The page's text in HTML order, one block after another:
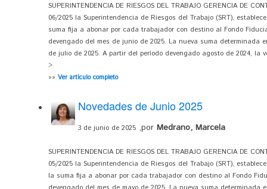
SUPERINTENDENCIA DE RIESGOS DEL TRABAJO GERENCIA DE
06/2025 la Superintendencia de Riesgos del Trabajo (SRT),
suma fija a abonar por cada trabajador con destino al Fondo
devengado del mes de junio de 2025. La nueva suma determinada
de julio de 2025. A partir del período devengado agosto de 2024, la
>
»» Ver artículo completo
Novedades de Junio 2025
3 de junio de 2025 ,por Medrano, Marcela
SUPERINTENDENCIA DE RIESGOS DEL TRABAJO GERENCIA DE
05/2025 la Superintendencia de Riesgos del Trabajo (SRT),
la suma fija a abonar por cada trabajador con destino al Fondo